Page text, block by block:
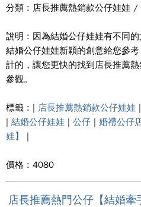
分類 : 店長推薦熱銷款公仔娃娃 /
說明 : 因為結婚公仔娃娃有不同
結婚公仔娃娃新穎的創意給您參
計的，讓您更快的找到店長推薦
參觀。
標籤 : | 店長推薦熱銷款公仔娃娃
結婚公仔娃娃 公仔
婚禮公仔
娃】
價格 : 4080
店長推薦熱門公仔【結婚牽